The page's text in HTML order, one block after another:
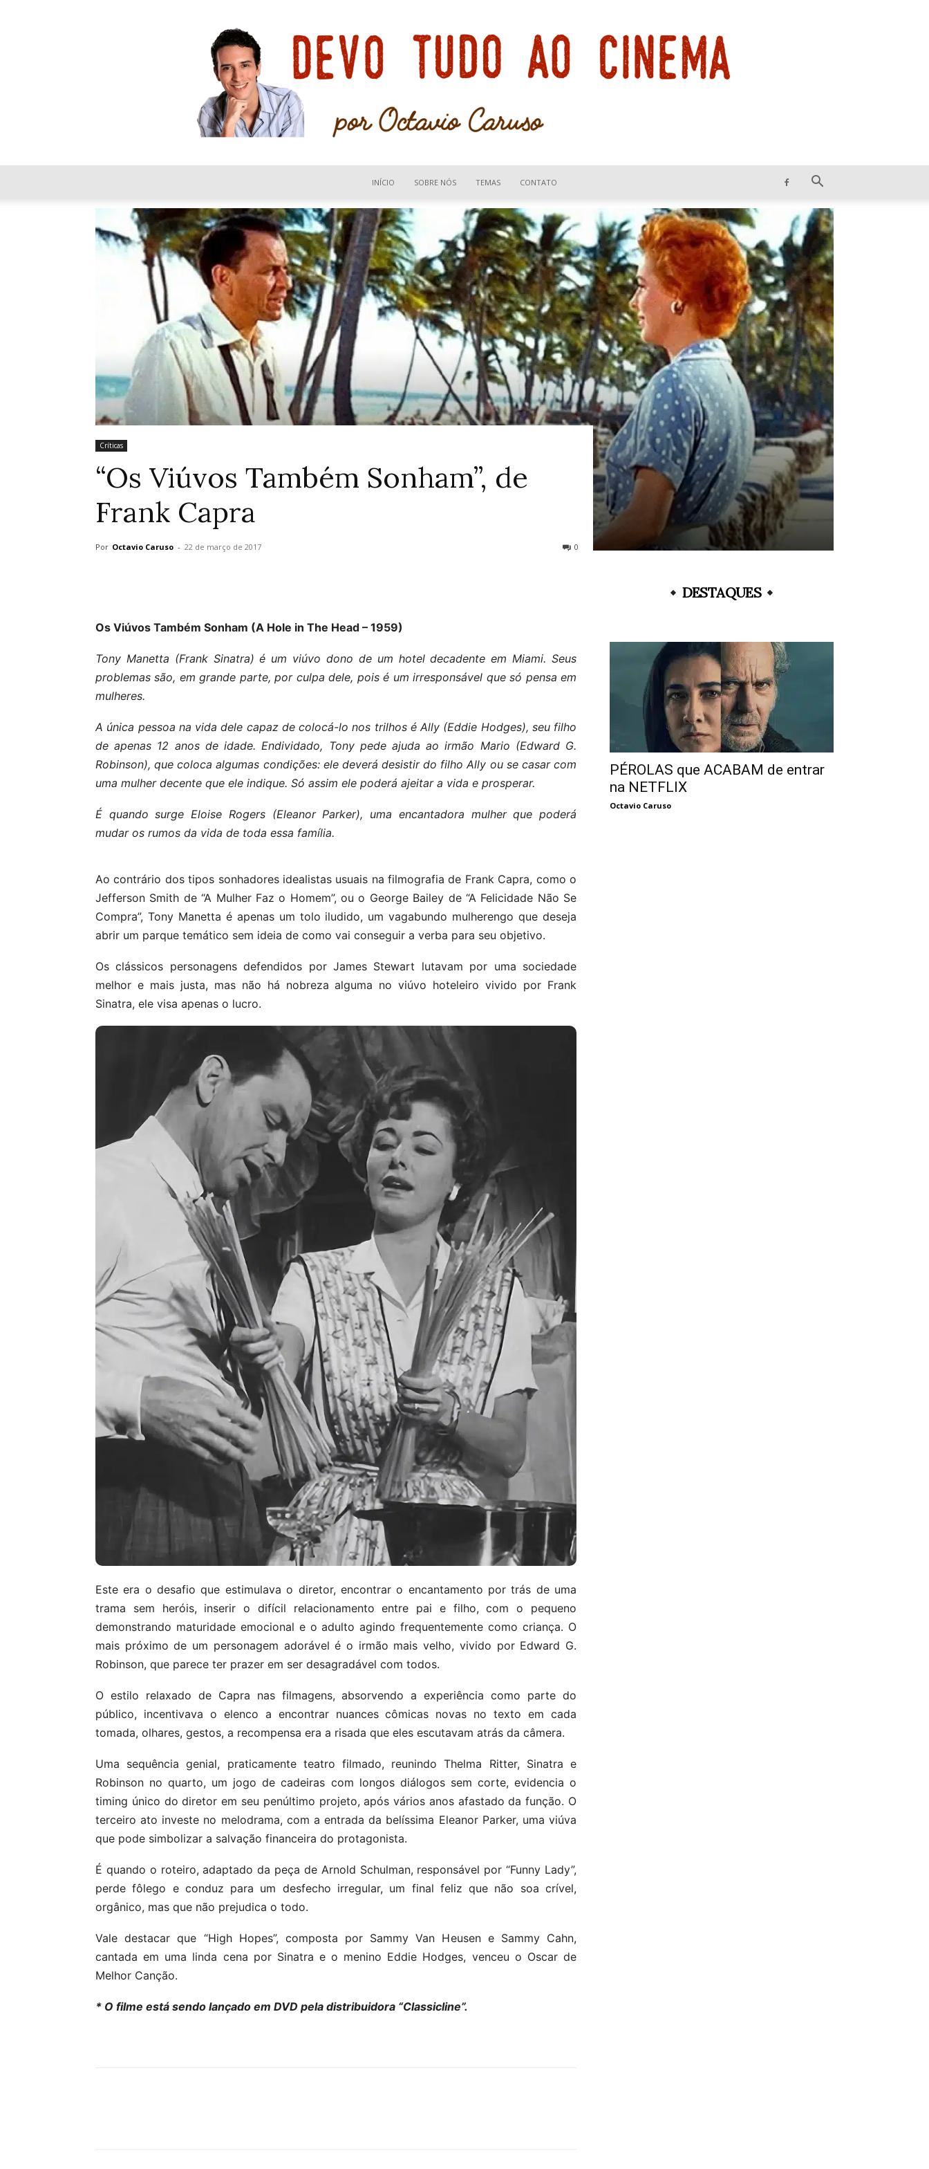
Devo
tudo
ao
Cinema
INÍCIO SOBRE NÓS TEMAS CONTATO
Críticas
“Os Viúvos Também Sonham”, de
Frank Capra
Por Octavio Caruso - 22 de março de 2017 0
Os Viúvos Também Sonham (A Hole in The Head – 1959)
Tony Manetta (Frank Sinatra) é um viúvo dono de um hotel decadente em Miami. Seus
problemas são, em grande parte, por culpa dele, pois é um irresponsável que só pensa em
mulheres.
A única pessoa na vida dele capaz de colocá-lo nos trilhos é Ally (Eddie Hodges), seu filho
de apenas 12 anos de idade. Endividado, Tony pede ajuda ao irmão Mario (Edward G.
Robinson), que coloca algumas condições: ele deverá desistir do filho Ally ou se casar com
uma mulher decente que ele indique. Só assim ele poderá ajeitar a vida e prosperar.
É quando surge Eloise Rogers (Eleanor Parker), uma encantadora mulher que poderá
mudar os rumos da vida de toda essa família.
Ao contrário dos tipos sonhadores idealistas usuais na filmografia de Frank Capra, como o
Jefferson Smith de “A Mulher Faz o Homem”, ou o George Bailey de “A Felicidade Não Se
Compra”, Tony Manetta é apenas um tolo iludido, um vagabundo mulherengo que deseja
abrir um parque temático sem ideia de como vai conseguir a verba para seu objetivo.
Os clássicos personagens defendidos por James Stewart lutavam por uma sociedade
melhor e mais justa, mas não há nobreza alguma no viúvo hoteleiro vivido por Frank
Sinatra, ele visa apenas o lucro.
Este era o desafio que estimulava o diretor, encontrar o encantamento por trás de uma
trama sem heróis, inserir o difícil relacionamento entre pai e filho, com o pequeno
demonstrando maturidade emocional e o adulto agindo frequentemente como criança. O
mais próximo de um personagem adorável é o irmão mais velho, vivido por Edward G.
Robinson, que parece ter prazer em ser desagradável com todos.
O estilo relaxado de Capra nas filmagens, absorvendo a experiência como parte do
público, incentivava o elenco a encontrar nuances cômicas novas no texto em cada
tomada, olhares, gestos, a recompensa era a risada que eles escutavam atrás da câmera.
Uma sequência genial, praticamente teatro filmado, reunindo Thelma Ritter, Sinatra e
Robinson no quarto, um jogo de cadeiras com longos diálogos sem corte, evidencia o
timing único do diretor em seu penúltimo projeto, após vários anos afastado da função. O
terceiro ato investe no melodrama, com a entrada da belíssima Eleanor Parker, uma viúva
que pode simbolizar a salvação financeira do protagonista.
É quando o roteiro, adaptado da peça de Arnold Schulman, responsável por “Funny Lady”,
perde fôlego e conduz para um desfecho irregular, um final feliz que não soa crível,
orgânico, mas que não prejudica o todo.
Vale destacar que “High Hopes”, composta por Sammy Van Heusen e Sammy Cahn,
cantada em uma linda cena por Sinatra e o menino Eddie Hodges, venceu o Oscar de
Melhor Canção.
* O filme está sendo lançado em DVD pela distribuidora “Classicline”.
DESTAQUES
PÉROLAS que ACABAM de entrar
na NETFLIX
Octavio Caruso